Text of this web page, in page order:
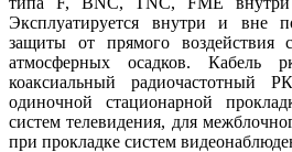
Эксплуатируется внутри и вне
защиты от прямого воздействия
атмосферных осадков. Кабель
коаксиальный радиочастотный
одиночной стационарной
систем телевидения, для
при прокладке систем